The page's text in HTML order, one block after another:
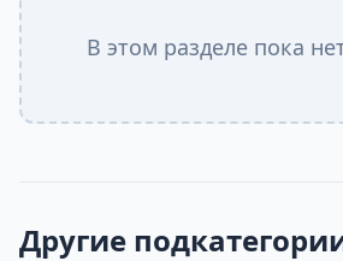
В этом разделе пока
Другие